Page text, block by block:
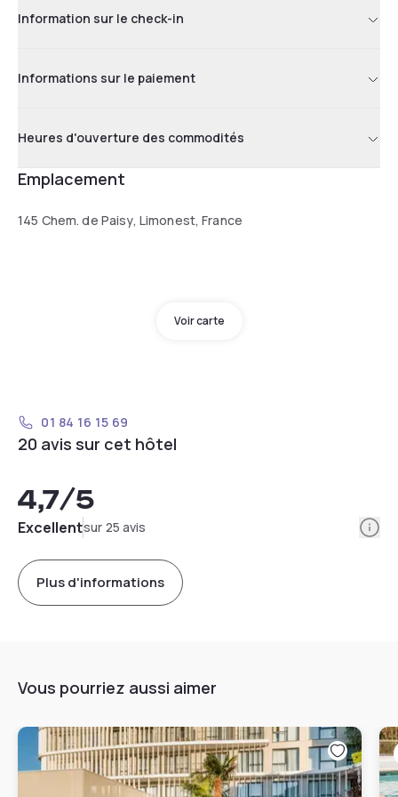
Information sur le check-in
Informations sur le paiement
Heures d'ouverture des commodités
Emplacement
145 Chem. de Paisy, Limonest, France
Voir carte
01 84 16 15 69
20 avis sur cet hôtel
4,7/5
Excellentsur 25 avis
Plus d'informations
Vous pourriez aussi aimer